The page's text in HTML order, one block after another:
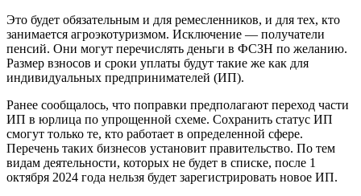
Это будет обязательным и для ремесленников, и для тех, кто
занимается агроэкотуризмом. Исключение — получатели
пенсий. Они могут перечислять деньги в ФСЗН по желанию.
Размер взносов и сроки уплаты будут такие же как для
индивидуальных предпринимателей (ИП).
Ранее сообщалось, что поправки предполагают переход части
ИП в юрлица по упрощенной схеме. Сохранить статус ИП
смогут только те, кто работает в определенной сфере.
Перечень таких бизнесов установит правительство. По тем
видам деятельности, которых не будет в списке, после 1
октября 2024 года нельзя будет зарегистрировать новое ИП.